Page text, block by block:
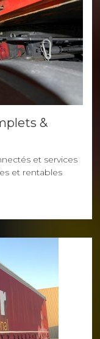
&
et services
et rentables